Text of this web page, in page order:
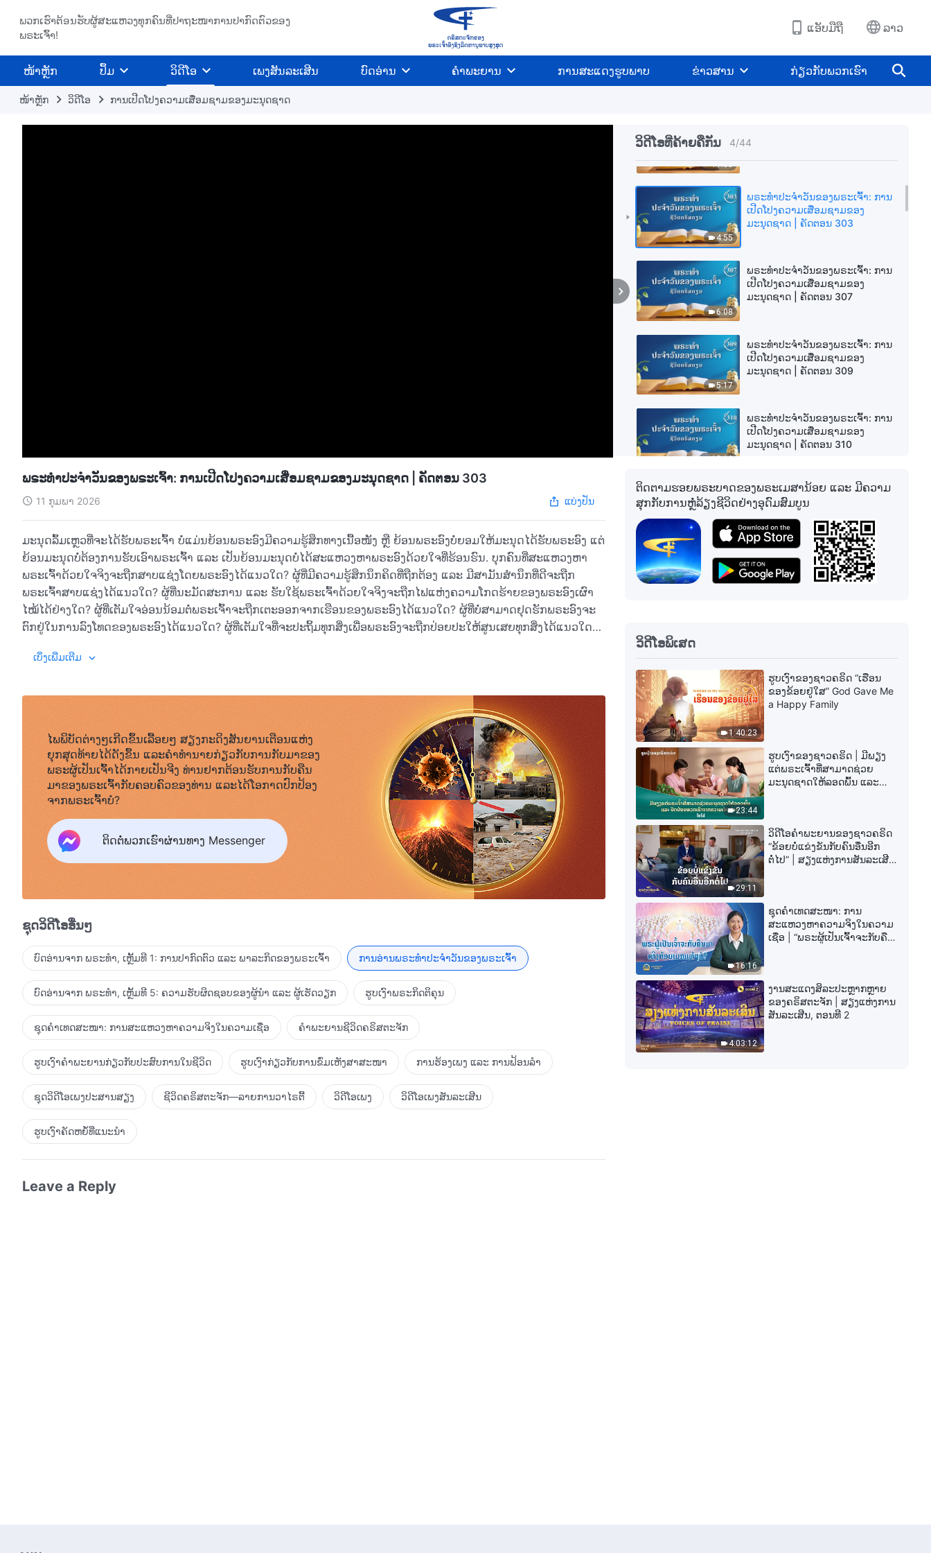
ພວກເຮົາຕ້ອນຮັບຜູ້ສະແຫວງທຸກຄົນທີ່ປາຖະໜາການປາກົດຕົວຂອງ
ພຣະເຈົ້າ!
ແອັບມືຖື ລາວ
​ໜ້າຫຼັກ ປຶ້ມ ວິ​ດີ​ໂອ ເພງສັນລະເສີນ ບົດອ່ານ ຄຳພະຍານ ການສະແດງຮູບພາບ ຂ່າວສານ ກ່ຽວກັບພວກເຮົາ
ໜ້າຫຼັກ ​ວິ​ດີ​ໂອ ການເປີດໂປງຄວາມເສື່ອມຊາມຂອງມະນຸດຊາດ
ວິດີໂອທີ່ຄ້າຍຄືກັນ 4/44
ເປີດໂປງຄວາມເສື່ອມຊາມຂອງ
ມະນຸດຊາດ | ຄັດຕອນ 301
11:33
ມະນຸດຊາດ | ຄັດຕອນ 302
4:55
ພຣະທຳປະຈຳວັນຂອງພຣະເຈົ້າ: ການ
ເປີດໂປງຄວາມເສື່ອມຊາມຂອງ
ມະນຸດຊາດ | ຄັດຕອນ 303
6:08
ພຣະທຳປະຈຳວັນຂອງພຣະເຈົ້າ: ການ
ເປີດໂປງຄວາມເສື່ອມຊາມຂອງ
ມະນຸດຊາດ | ຄັດຕອນ 307
5:17
ພຣະທຳປະຈຳວັນຂອງພຣະເຈົ້າ: ການ
ເປີດໂປງຄວາມເສື່ອມຊາມຂອງ
ມະນຸດຊາດ | ຄັດຕອນ 309
12:16
ພຣະທຳປະຈຳວັນຂອງພຣະເຈົ້າ: ການ
ເປີດໂປງຄວາມເສື່ອມຊາມຂອງ
ມະນຸດຊາດ | ຄັດຕອນ 310
3:48
ພຣະທຳປະຈຳວັນຂອງພຣະເຈົ້າ: ການ
ເປີດໂປງຄວາມເສື່ອມຊາມຂອງ
ມະນຸດຊາດ | ຄັດຕອນ 313
ພຣະທຳປະຈຳວັນຂອງພຣະເຈົ້າ: ການ
ເປີດໂປງຄວາມເສື່ອມຊາມຂອງ
12:43
7:58
ພຣະທຳປະຈຳວັນຂອງພຣະເຈົ້າ: ການ
ເປີດໂປງຄວາມເສື່ອມຊາມຂອງ
ມະນຸດຊາດ | ຄັດຕອນ 319
9:06
ພຣະທຳປະຈຳວັນຂອງພຣະເຈົ້າ: ການ
ເປີດໂປງຄວາມເສື່ອມຊາມຂອງ
ມະນຸດຊາດ | ຄັດຕອນ 320
7:21
ພຣະທຳປະຈຳວັນຂອງພຣະເຈົ້າ: ການ
ເປີດໂປງຄວາມເສື່ອມຊາມຂອງ
ມະນຸດຊາດ | ຄັດຕອນ 321
10:55
ພຣະທຳປະຈຳວັນຂອງພຣະເຈົ້າ: ການ
ເປີດໂປງຄວາມເສື່ອມຊາມຂອງ
ມະນຸດຊາດ | ຄັດຕອນ 323
8:17
ພຣະທຳປະຈຳວັນຂອງພຣະເຈົ້າ: ການ
ເປີດໂປງຄວາມເສື່ອມຊາມຂອງ
ມະນຸດຊາດ | ຄັດຕອນ 324
ພຣະທຳປະຈຳວັນຂອງພຣະເຈົ້າ: ການເປີດໂປງຄວາມເສື່ອມຊາມຂອງມະນຸດຊາດ | ຄັດຕອນ 303
11 ກຸມພາ 2026 ແບ່ງປັນ
ມະນຸດລົ້ມເຫຼວທີ່ຈະໄດ້ຮັບພຣະເຈົ້າ ບໍ່ແມ່ນຍ້ອນພຣະອົງມີຄວາມຮູ້ສຶກທາງເນື້ອໜັງ ຫຼື ຍ້ອນພຣະອົງບໍ່ຍອມໃຫ້ມະນຸດໄດ້ຮັບພຣະອົງ ແຕ່
ຍ້ອນມະນຸດບໍ່ຕ້ອງການຮັບເອົາພຣະເຈົ້າ ແລະ ເປັນຍ້ອນມະນຸດບໍ່ໄດ້ສະແຫວງຫາພຣະອົງດ້ວຍໃຈທີ່ຮ້ອນຮົນ. ບຸກຄົນທີ່ສະແຫວງຫາ
ພຣະເຈົ້າດ້ວຍໃຈຈິງຈະຖືກສາບແຊ່ງໂດຍພຣະອົງໄດ້ແນວໃດ? ຜູ້ທີ່ມີຄວາມຮູ້ສຶກນຶກຄິດທີ່ຖືກຕ້ອງ ແລະ ມີສາມັນສໍານຶກທີ່ດີຈະຖືກ
ພຣະເຈົ້າສາບແຊ່ງໄດ້ແນວໃດ? ຜູ້ທີ່ນະມັດສະການ ແລະ ຮັບໃຊ້ພຣະເຈົ້າດ້ວຍໃຈຈິງຈະຖືກໄຟແຫ່ງຄວາມໂກດຮ້າຍຂອງພຣະອົງເຜົາ
ໄໝ້ໄດ້ຢ່າງໃດ? ຜູ້ທີ່ເຕັມໃຈອ່ອນນ້ອມຕໍ່ພຣະເຈົ້າຈະຖືກເຕະອອກຈາກເຮືອນຂອງພຣະອົງໄດ້ແນວໃດ? ຜູ້ທີ່ບໍ່ສາມາດຢຸດຮັກພຣະອົງຈະ
ຕົກຢູ່ໃນການລົງໂທດຂອງພຣະອົງໄດ້ແນວໃດ? ຜູ້ທີ່ເຕັມໃຈທີ່ຈະປະຖິ້ມທຸກສິ່ງເພື່ອພຣະອົງຈະຖືກປ່ອຍປະໃຫ້ສູນເສຍທຸກສິ່ງໄດ້ແນວໃດ?
ຕະຫຼອດຊີວິດເພື່ອພຣະເຈົ້າ ແຕ່ກົງກັນຂ້າມພາກັນເວົ້າວ່າພຣະອົງກະທໍາເກີນໄປ, ສິ່ງທີ່ພຣະເຈົ້າເຮັດເກີນໄປແມ່ນບໍ່ກົງກັບແນວຄິດຂອງ
ຮັບການເຫັນດີຈາກພຣະເຈົ້າ, ແຮງໄກຖ້າພວກເຈົ້າບໍ່ສະແຫວງຫາພຣະເຈົ້າ. ພວກເຈົ້າບໍ່ຮູ້ບໍວ່າ ພວກເຈົ້າເປັນຜົນຜະລິດທີ່ມີຂໍ້ບົກຜ່ອງ
ຂອງມະນຸດຊາດ? ພວກເຈົ້າບໍ່ຮູ້ບໍວ່າ ບໍ່ມີຄວາມເປັນມະນຸດໃດທີ່ຕໍ່າຊ້າກວ່າຄວາມເປັນມະນຸດຂອງພວກເຈົ້າ? ພວກເຈົ້າບໍ່ຮູ້ບໍວ່າແມ່ນຫຍັງ
ທີ່ຄົນອື່ນເອີ້ນພວກເຈົ້າ? ຜູ້ຄົນທີ່ຮັກພຣະເຈົ້າຢ່າງແທ້ຈິງເອີ້ນພວກເຈົ້າວ່າ ບິດາຂອງໝາປ່າ, ມານດາຂອງໝາປ່າ, ບຸດຂອງໝາປ່າ ແລະ
ລູກຫຼານຂອງໝາປ່າ; ພວກເຈົ້າແມ່ນທາຍາດຂອງໝາປ່າ, ຜູ້ຄົນຂອງໝາປ່າ ແລະ ພວກເຈົ້າຄວນຮູ້ຈັກຕົວຕົນຂອງພວກເຈົ້າເອງ ແລະ ຢ່າ
ໄດ້ລືມມັນ. ຢ່າໄດ້ຄິດວ່າ ພວກເຈົ້າເປັນສິ່ງທີ່ສູງສົ່ງ: ພວກເຈົ້າເປັນກຸ່ມທີ່ບໍ່ແມ່ນມະນຸດທີ່ຊົ່ວຮ້າຍທີ່ສຸດໃນທ່າມກາງມະນຸດຊາດ. ພວກເຈົ້າບໍ່
ຮູ້ສິ່ງນີ້ເລີຍບໍ? ພວກເຈົ້າຮູ້ບໍວ່າ ເຮົາຕ້ອງສ່ຽງເທົ່າໃດໂດຍການເຮັດພາລະກິດທ່າມກາງພວກເຈົ້າ? ຖ້າຄວາມຮູ້ສຶກນຶກຄິດຂອງພວກເຈົ້າບໍ່
ສາມາດກັບມາເປັນປົກກະຕິອີກຄັ້ງ ແລະ ສາມັນສໍານຶກຂອງພວກເຈົ້າບໍ່ສາມາດເຮັດວຽກເປັນປົກກະຕິ, ແລ້ວພວກເຈົ້າກໍຈະບໍ່ມີວັນຫຼຸດພົ້ນ
ອອກຈາກສາຍານາມ “ໝາປ່າ” ໄດ້, ພວກເຈົ້າຈະບໍ່ມີທາງໜີພົ້ນວັນແຫ່ງການສາບແຊ່ງໄດ້ ແລະ ຈະບໍ່ມີທາງໜີພົ້ນວັນແຫ່ງການລົງໂທດ
ຂອງພວກເຈົ້າໄດ້. ພວກເຈົ້າເກີດມາຕໍ່າຕ້ອຍ ແລະ ເປັນສິ່ງທີ່ບໍ່ມີຄ່າ. ໂດຍທໍາມະຊາດແລ້ວ ພວກເຈົ້າຄືຝູງໝາປ່າທີ່ຫິວໂຫຍ, ເປັນສິ່ງເສດ
ເຫຼືອ ແລະ ກອງຂີ້ເຫຍື້ອ ແລະ ບໍ່ຄືພວກເຈົ້າ ເຮົາບໍ່ໄດ້ເຮັດພາລະກິດຕໍ່ພວກເຈົ້າເພື່ອຮັບຄວາມນິຍົມຊົມຊອບ ແຕ່ຍ້ອນມີຄວາມຈໍາເປັນ
ຕ້ອງເຮັດພາລະກິດ. ຖ້າພວກເຈົ້າຍັງສືບຕໍ່ກະບົດແບບນີ້, ເຮົາຈະຢຸດພາລະກິດຂອງເຮົາ ແລະ ຈະບໍ່ເຮັດພາລະກິດຕໍ່ພວກເຈົ້າອີກ; ໃນທາງ
ກົງກັນຂ້າມ, ເຮົາຈະໂອນພາລະກິດຂອງເຮົາໃຫ້ກັບກຸ່ມອື່ນທີ່ເຮັດໃຫ້ເຮົາພໍໃຈ ແລະ ດ້ວຍວິທີນີ້ ກໍຈະປະຖິ້ມພວກເຈົ້າຕະຫຼອດໄປ
ເພາະວ່າເຮົາບໍ່ເຕັມໃຈເຝົ້າເບິ່ງຜູ້ຄົນທີ່ເປັນປໍລະປັກກັບເຮົາ. ສະນັ້ນ, ພວກເຈົ້າປາດຖະໜາທີ່ເຂົ້າກັບເຮົາໃຫ້ໄດ້ບໍ ຫຼື ເປັນປໍລະປັກກັບເຮົາ?
ເບິ່ງເພີ່ມເຕີມ
ໄພພິບັດຕ່າງໆເກີດຂຶ້ນເລື້ອຍໆ ສຽງກະດິງສັນຍານເຕືອນແຫ່ງ
ຍຸກສຸດທ້າຍໄດ້ດັງຂຶ້ນ ແລະຄໍາທໍານາຍກ່ຽວກັບການກັບມາຂອງ
ພຣະຜູ້ເປັນເຈົ້າໄດ້ກາຍເປັນຈີງ ທ່ານຢາກຕ້ອນຮັບການກັບຄືນ
ມາຂອງພຣະເຈົ້າກັບຄອບຄົວຂອງທ່ານ ແລະໄດ້ໂອກາດປົກປ້ອງ
ຈາກພຣະເຈົ້າບໍ?
ຕິດຕໍ່ພວກເຮົາຜ່ານທາງ Messenger
ຊຸດວິດີໂອອື່ນໆ
ບົດອ່ານຈາກ ພຣະທຳ, ເຫຼັ້ມທີ 1: ການປາກົດຕົວ ແລະ ພາລະກິດຂອງພຣະເຈົ້າ ການອ່ານພຣະທຳປະຈຳວັນຂອງພຣະເຈົ້າ
ບົດອ່ານຈາກ ພຣະທຳ, ເຫຼັ້ມທີ 5: ຄວາມຮັບຜິດຊອບຂອງຜູ້ນໍາ ແລະ ຜູ້ເຮັດວຽກ ຮູບເງົາພຣະກິດຕິຄຸນ
ຊຸດຄຳເທດສະໜາ: ການສະແຫວງຫາຄວາມຈິງໃນຄວາມເຊື່ອ ຄຳພະຍານຊີວິດຄຣິສຕະຈັກ
ຮູບເງົາຄຳພະຍານກ່ຽວກັບປະສົບການໃນຊີວິດ ຮູບເງົາກ່ຽວກັບການຂົ່ມເຫັງສາສະໜາ ການຮ້ອງເພງ ແລະ ການຟ້ອນລຳ
ຊຸດວິດີໂອເພງປະສານສຽງ ຊີວິດຄຣິສຕະຈັກ—ລາຍການວາໄຣຕີ້ ວິດີໂອເພງ ວິດີໂອເພງສັນລະເສີນ
ຮູບເງົາຄັດຫຍໍ້ທີ່ແນະນໍາ
Leave a Reply
ຕິດຕາມຮອຍພຣະບາດຂອງພຣະເມສານ້ອຍ ແລະ ມີຄວາມ
ສຸກກັບການຫຼໍ່ລ້ຽງຊີວິດຢ່າງອຸດົມສົມບູນ
ວິດີໂອພິເສດ
1:40:23
ຮູບເງົາຂອງຊາວຄຣິດ “ເຮືອນ
ຂອງຂ້ອຍຢູ່ໃສ” God Gave Me
a Happy Family
23:44
ຮູບເງົາຂອງຊາວຄຣິດ | ມີພຽງ
ແຕ່ພຣະເຈົ້າທີ່ສາມາດຊ່ວຍ
ມະນຸດຊາດໃຫ້ລອດພົ້ນ ແລະ
29:11
ວິດີໂອຄຳພະຍານຂອງຊາວຄຣິດ
“ຂ້ອຍບໍ່ແຂ່ງຂັນກັບຄົນອື່ນອີກ
ຕໍ່ໄປ” | ສຽງແຫ່ງການສັນລະເສີນ
16:16
ຊຸດຄຳເທດສະໜາ: ການ
ສະແຫວງຫາຄວາມຈິງໃນຄວາມ
ເຊື່ອ | “ພຣະຜູ້ເປັນເຈົ້າຈະກັບຄືນ
4:03:12
ງານສະແດງສິລະປະຫຼາກຫຼາຍ
ຂອງຄຣິສຕະຈັກ | ສຽງແຫ່ງການ
ສັນລະເສີນ, ຕອນທີ 2